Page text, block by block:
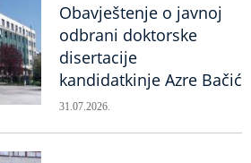
Obavještenje o javnoj
odbrani doktorske
disertacije
kandidatkinje Azre Bačić
31.07.2026.